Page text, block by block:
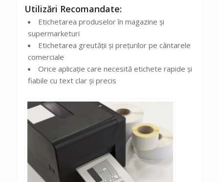
Utilizări Recomandate:
Etichetarea produselor în magazine și
supermarketuri
Etichetarea greutății și prețurilor pe cântarele
comerciale
Orice aplicație care necesită etichete rapide și
fiabile cu text clar și precis